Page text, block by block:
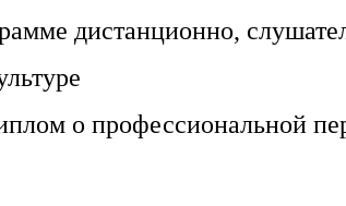
дистанционно,
о профессиональной